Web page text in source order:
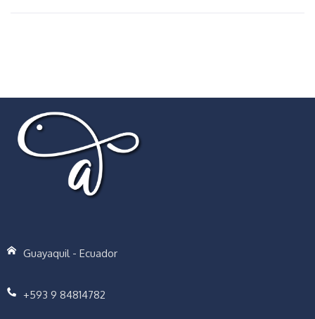
Guayaquil - Ecuador
+593 9 84814782